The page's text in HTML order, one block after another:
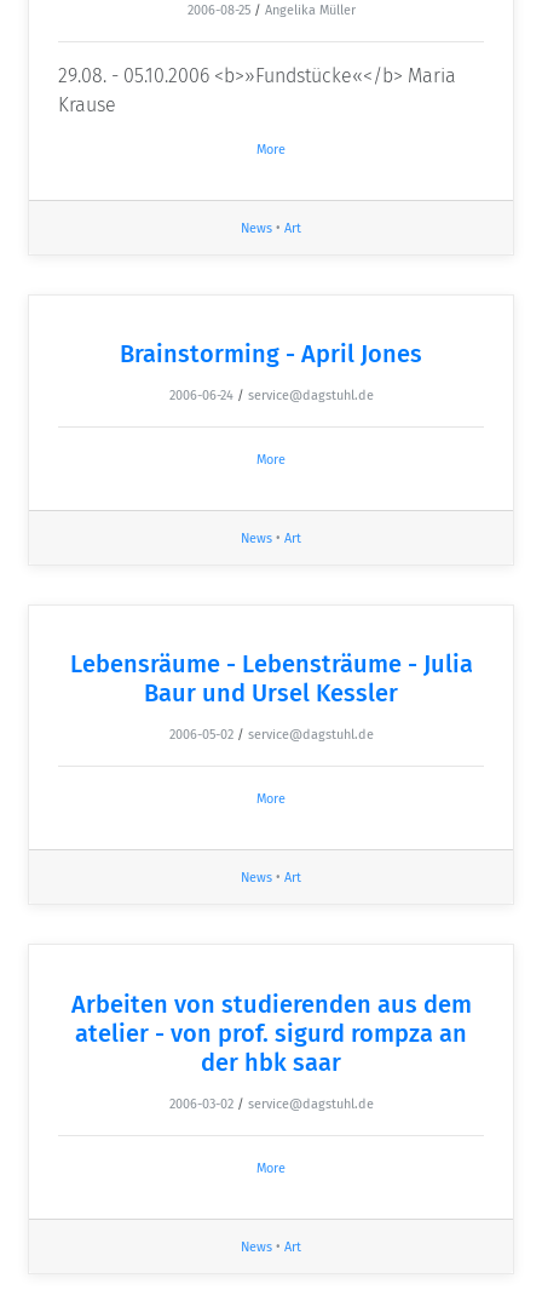
2006-08-25 / Angelika Müller
29.08. - 05.10.2006 <b>»Fundstücke«</b> Maria
Krause
More
News • Art
Brainstorming - April Jones
2006-06-24 / service@dagstuhl.de
More
News • Art
Lebensräume - Lebensträume - Julia
Baur und Ursel Kessler
2006-05-02 / service@dagstuhl.de
More
News • Art
Arbeiten von studierenden aus dem
atelier - von prof. sigurd rompza an
der hbk saar
2006-03-02 / service@dagstuhl.de
More
News • Art